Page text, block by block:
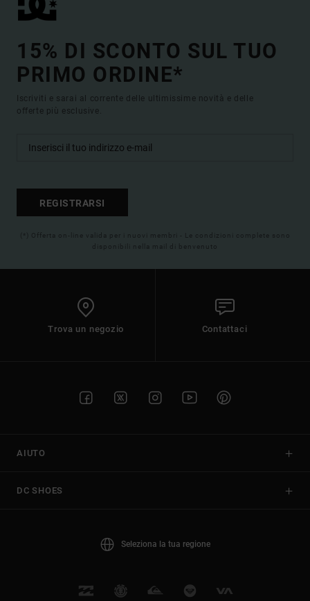
15% DI SCONTO SUL TUO
PRIMO ORDINE*
Iscriviti e sarai al corrente delle ultimissime novità e delle
offerte più esclusive.
REGISTRARSI
(*) Offerta on-line valida per i nuovi membri - Le condizioni complete sono
disponibili nella mail di benvenuto
Trova un negozio Contattaci
AIUTO
DC SHOES
Seleziona la tua regione